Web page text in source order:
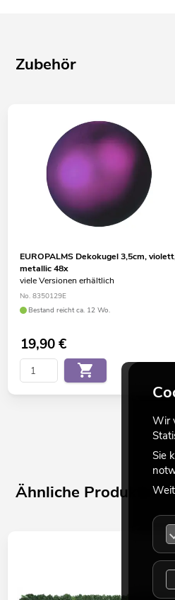
Zubehör
EUROPALMS Dekokugel 3,5cm,
metallic 48x
viele Versionen erhältlich
No. 8350129E
Bestand reicht ca. 12 Wo.
19,90€
Ähnliche Produkte
Wir
Sie